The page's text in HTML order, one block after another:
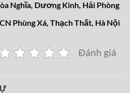
Phùng Xá, Thạch Thất, Hà Nội